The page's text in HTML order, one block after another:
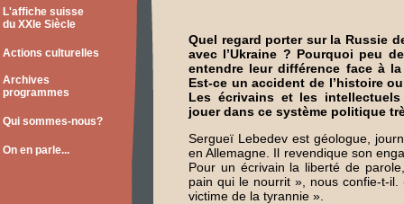
L'affiche suisse
du XXIe Siècle
Actions culturelles
Archives
programmes
Qui sommes-nous?
On en parle...
Quel regard porter sur la Russie
avec l’Ukraine ? Pourquoi peu
entendre leur différence face à
Est-ce un accident de l’histoire
Les écrivains et les
jouer dans ce système politique
Sergueï Lebedev est géologue,
en Allemagne. Il revendique son
Pour un écrivain la liberté de
pain qui le nourrit », nous confie-t-il.
victime de la tyrannie ».